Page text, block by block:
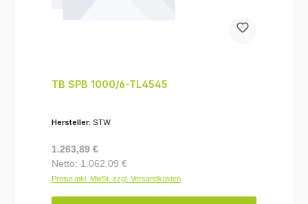
TB SPB 1000/6-TL4545
Hersteller: STW
Regulärer Preis:
1.263,89 €
Netto: 1.062,09 €
Preise inkl. MwSt. zzgl. Versandkosten